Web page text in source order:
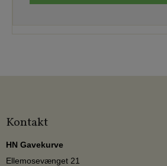
Kontakt
HN Gavekurve
Ellemosevænget 21